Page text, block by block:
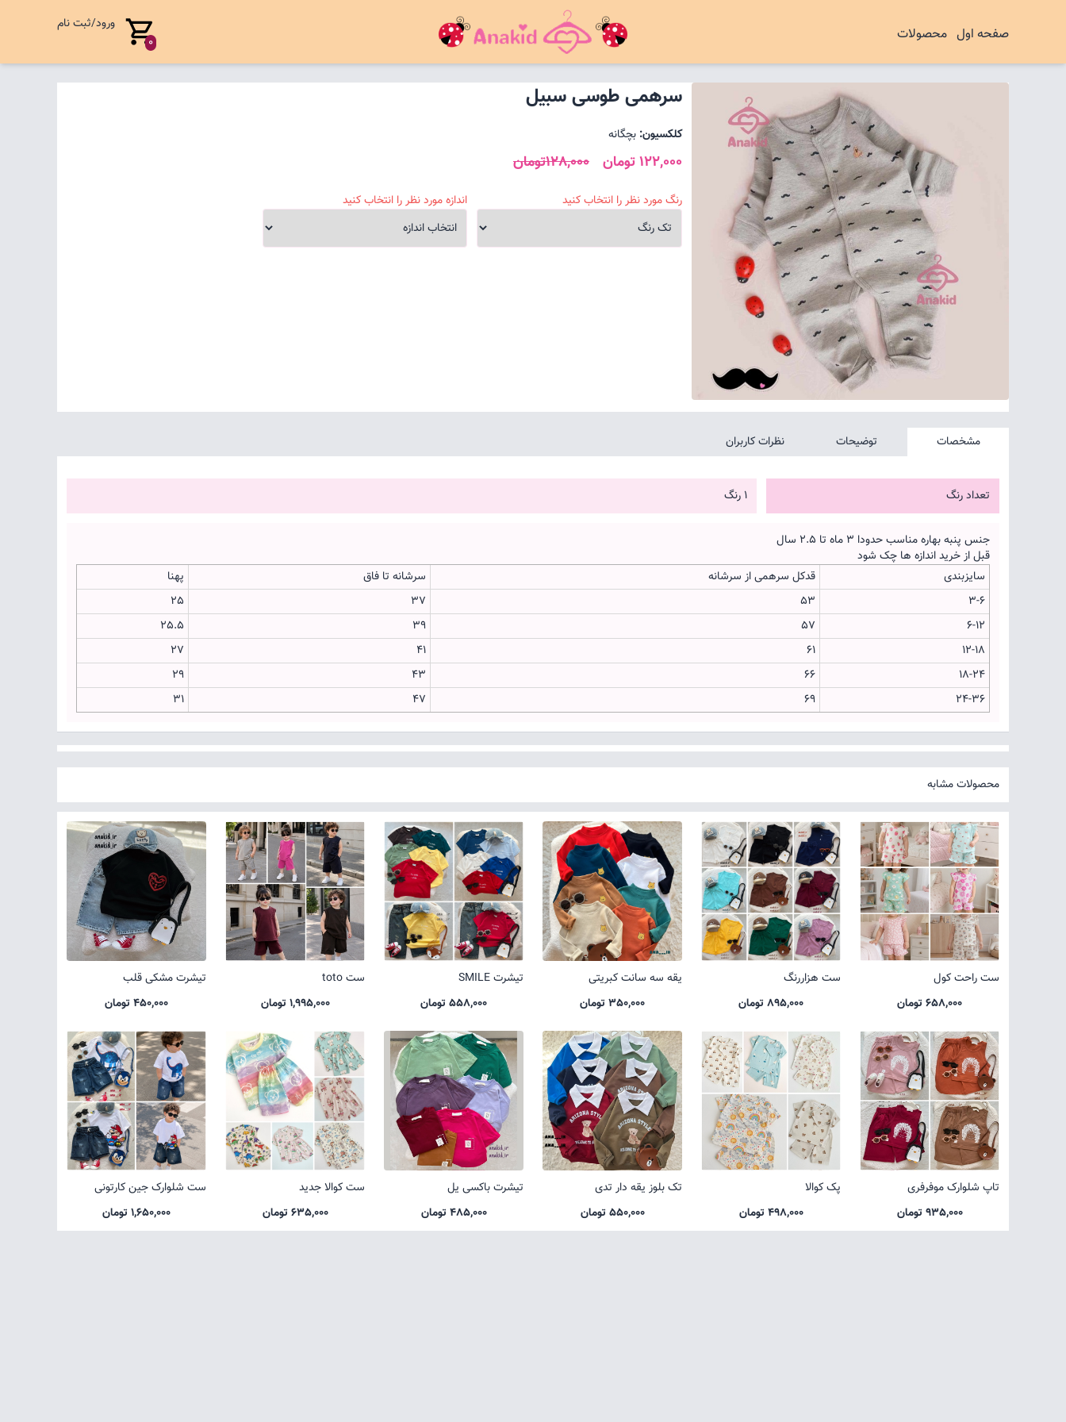
صفحه اول محصولات 0
ورود/ثبت نام
سرهمی طوسی سبیل
کلکسیون: بچگانه
122,000 تومان 128,000تومان
رنگ مورد نظر را انتخاب کنید اندازه مورد نظر را انتخاب کنید
مشخصات توضیحات نظرات کاربران
تعداد رنگ 1 رنگ
جنس پنبه بهاره مناسب حدودا 3 ماه تا 2.5 سال
قبل از خرید اندازه ها چک شود
سایزبندی
قدکل سرهمی از سرشانه سرشانه تا فاق
پهنا
3-6
53
37
25
6-12
57
39
25.5
12-18
61
41
27
18-24
66
43
29
24-36
69
47
31
محصولات مشابه
ست راحت کول
658,000 تومان
ست هزاررنگ
895,000 تومان
یقه سه سانت کبریتی
350,000 تومان
تیشرت SMILE
558,000 تومان
ست toto
1,995,000 تومان
تیشرت مشکی قلب
450,000 تومان
تاپ شلوارک موفرفری
935,000 تومان
پک کوالا
498,000 تومان
تک بلوز یقه دار تدی
550,000 تومان
تیشرت باکسی یل
485,000 تومان
ست کوالا جدید
635,000 تومان
ست شلوارک جین کارتونی
1,650,000 تومان